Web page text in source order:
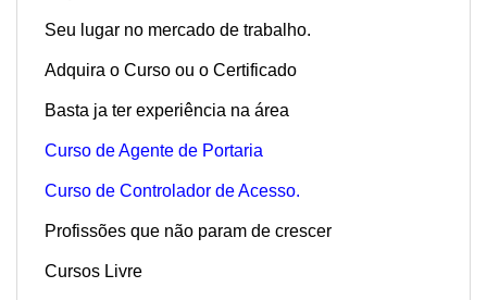
Seu lugar no mercado de trabalho.
Adquira o Curso ou o Certificado
Basta ja ter experiência na área
Curso de Agente de Portaria
Curso de Controlador de Acesso.
Profissões que não param de crescer
Cursos Livre